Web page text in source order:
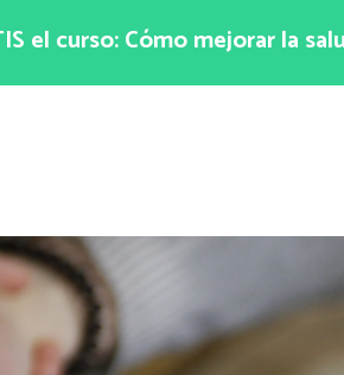
el curso: Cómo mejorar la